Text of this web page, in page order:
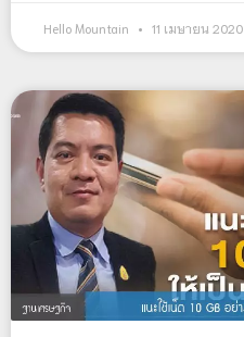
Hello Mountain 11 เมษายน 2020